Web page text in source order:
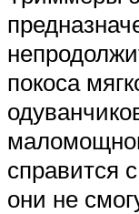
покоса
справится
они не